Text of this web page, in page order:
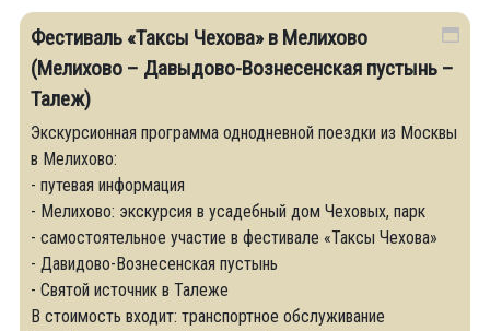
Фестиваль «Таксы Чехова» в Мелихово
(Мелихово – Давыдово-Вознесенская пустынь –
Талеж)
Экскурсионная программа однодневной поездки из Москвы
в Мелихово:
- путевая информация
- Мелихово: экскурсия в усадебный дом Чеховых, парк
- самостоятельное участие в фестивале «Таксы Чехова»
- Давидово-Вознесенская пустынь
- Святой источник в Талеже
В стоимость входит: транспортное обслуживание